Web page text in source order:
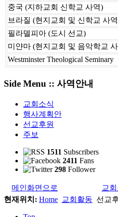
중국 (지하교회 신학교 사역)
브라질 (현지교회 및 신학교 사
필라델피아 (도시 선교)
미얀마 (현지교회 및 음악학교
Westminster Theological Seminary
Side Menu :: 사역안내
교회소식
행사계획안
선교후원
주보
1511 Subscribers
2411 Fans
298 Follower
메인화면으로 교
현재위치: Home 교회활동 선교